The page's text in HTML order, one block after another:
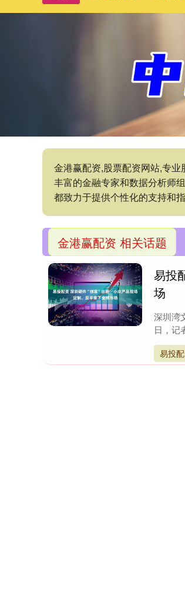
金港赢配资,股票配资网站,专
丰富的金融专家和数据分析师
都致力于提供个性化的支持和
金港赢配资 相关话题
易投
场
深圳湾
日，记
易投